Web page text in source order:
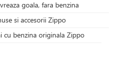
goala, fara benzina
si accesorii Zippo
cu benzina originala Zippo